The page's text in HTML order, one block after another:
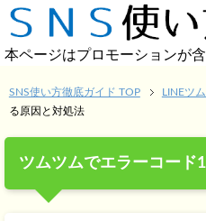
本ページはプロモーションが
SNS使い方徹底ガイド TOP LINEツ
る原因と対処法
ツムツムでエラーコード